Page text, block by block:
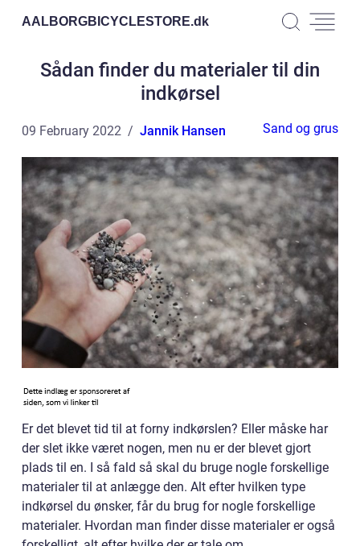
AALBORGBICYCLESTORE.dk
Sådan finder du materialer til din
indkørsel
09 February 2022 Jannik Hansen Sand og grus
Er det blevet tid til at forny indkørslen? Eller måske har
der slet ikke været nogen, men nu er der blevet gjort
plads til en. I så fald så skal du bruge nogle forskellige
materialer til at anlægge den. Alt efter hvilken type
indkørsel du ønsker, får du brug for nogle forskellige
materialer. Hvordan man finder disse materialer er også